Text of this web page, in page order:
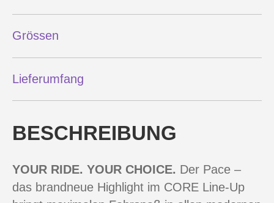
Grössen
Lieferumfang
BESCHREIBUNG
YOUR RIDE. YOUR CHOICE. Der Pace –
das brandneue Highlight im CORE Line-Up